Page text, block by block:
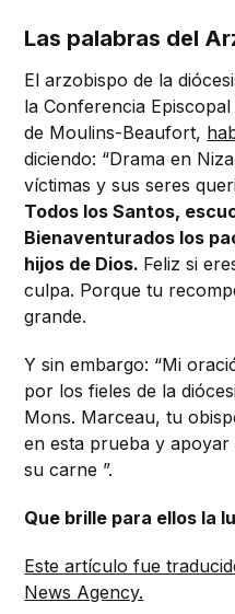
Las palabras del
El arzobispo de la
la Conferencia
de Moulins-Beaufort,
diciendo: “Drama en
víctimas y sus seres
Todos los Santos,
Bienaventurados los
hijos de Dios. Feliz si
culpa. Porque tu
grande.
Y sin embargo: “Mi
por los fieles de la
Mons. Marceau, tu
en esta prueba y
su carne ”.
Que brille para ellos la
Este artículo fue
News Agency.